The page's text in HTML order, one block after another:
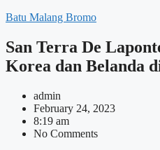
Batu Malang Bromo
San Terra De
Korea dan Belanda
admin
February 24, 2023
8:19 am
No Comments